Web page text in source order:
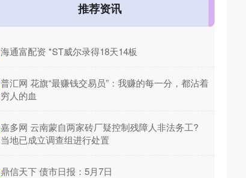
推荐资讯
​海通富配资 *ST威尔录得18天14板
​普汇网 花旗“最赚钱交易员”：我赚的每一分，都沾着
穷人的血
​嘉多网 云南蒙自两家砖厂疑控制残障人非法务工?
当地已成立调查组进行处置
​鼎信天下 债市日报：5月7日